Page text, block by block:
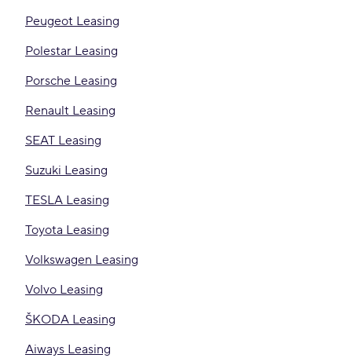
Peugeot Leasing
Polestar Leasing
Porsche Leasing
Renault Leasing
SEAT Leasing
Suzuki Leasing
TESLA Leasing
Toyota Leasing
Volkswagen Leasing
Volvo Leasing
ŠKODA Leasing
Aiways Leasing